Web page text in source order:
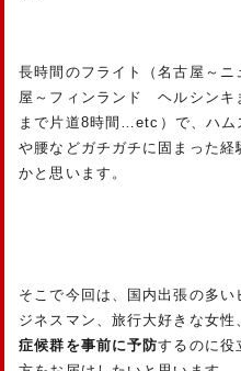
長時間のフライト（名古屋～
屋～フィンランド ヘルシンキ
まで片道8時間…etc）で、ハム
や腰などガチガチに固まった
かと思います。
そこで今回は、国内出張の多
ジネスマン、旅行大好きな女性
症候群を事前に予防するのに役